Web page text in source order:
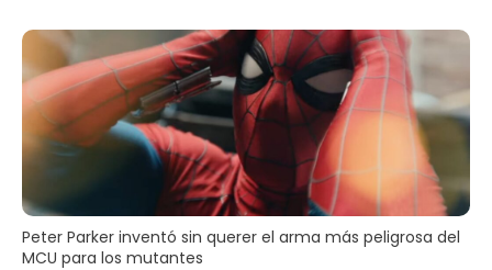
Peter Parker inventó sin querer el arma más peligrosa del
MCU para los mutantes